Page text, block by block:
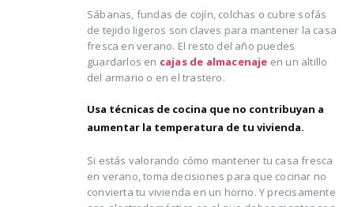
Sábanas, fundas de cojín, colchas o cubre sofás
de tejido ligeros son claves para mantener la casa
fresca en verano. El resto del año puedes
guardarlos en cajas de almacenaje en un altillo
del armario o en el trastero.
Usa técnicas de cocina que no contribuyan a
aumentar la temperatura de tu vivienda.
Si estás valorando cómo mantener tu casa fresca
en verano, toma decisiones para que cocinar no
convierta tu vivienda en un horno. Y precisamente